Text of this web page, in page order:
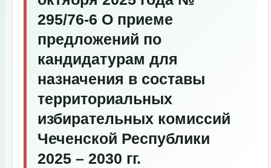
295/76-6 О приеме
предложений по
кандидатурам для
назначения в составы
территориальных
избирательных комиссий
Чеченской Республики
2025 – 2030 гг.